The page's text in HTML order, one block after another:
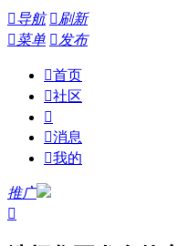
导航 刷新
菜单 发布
首页
社区

消息
我的
推广
